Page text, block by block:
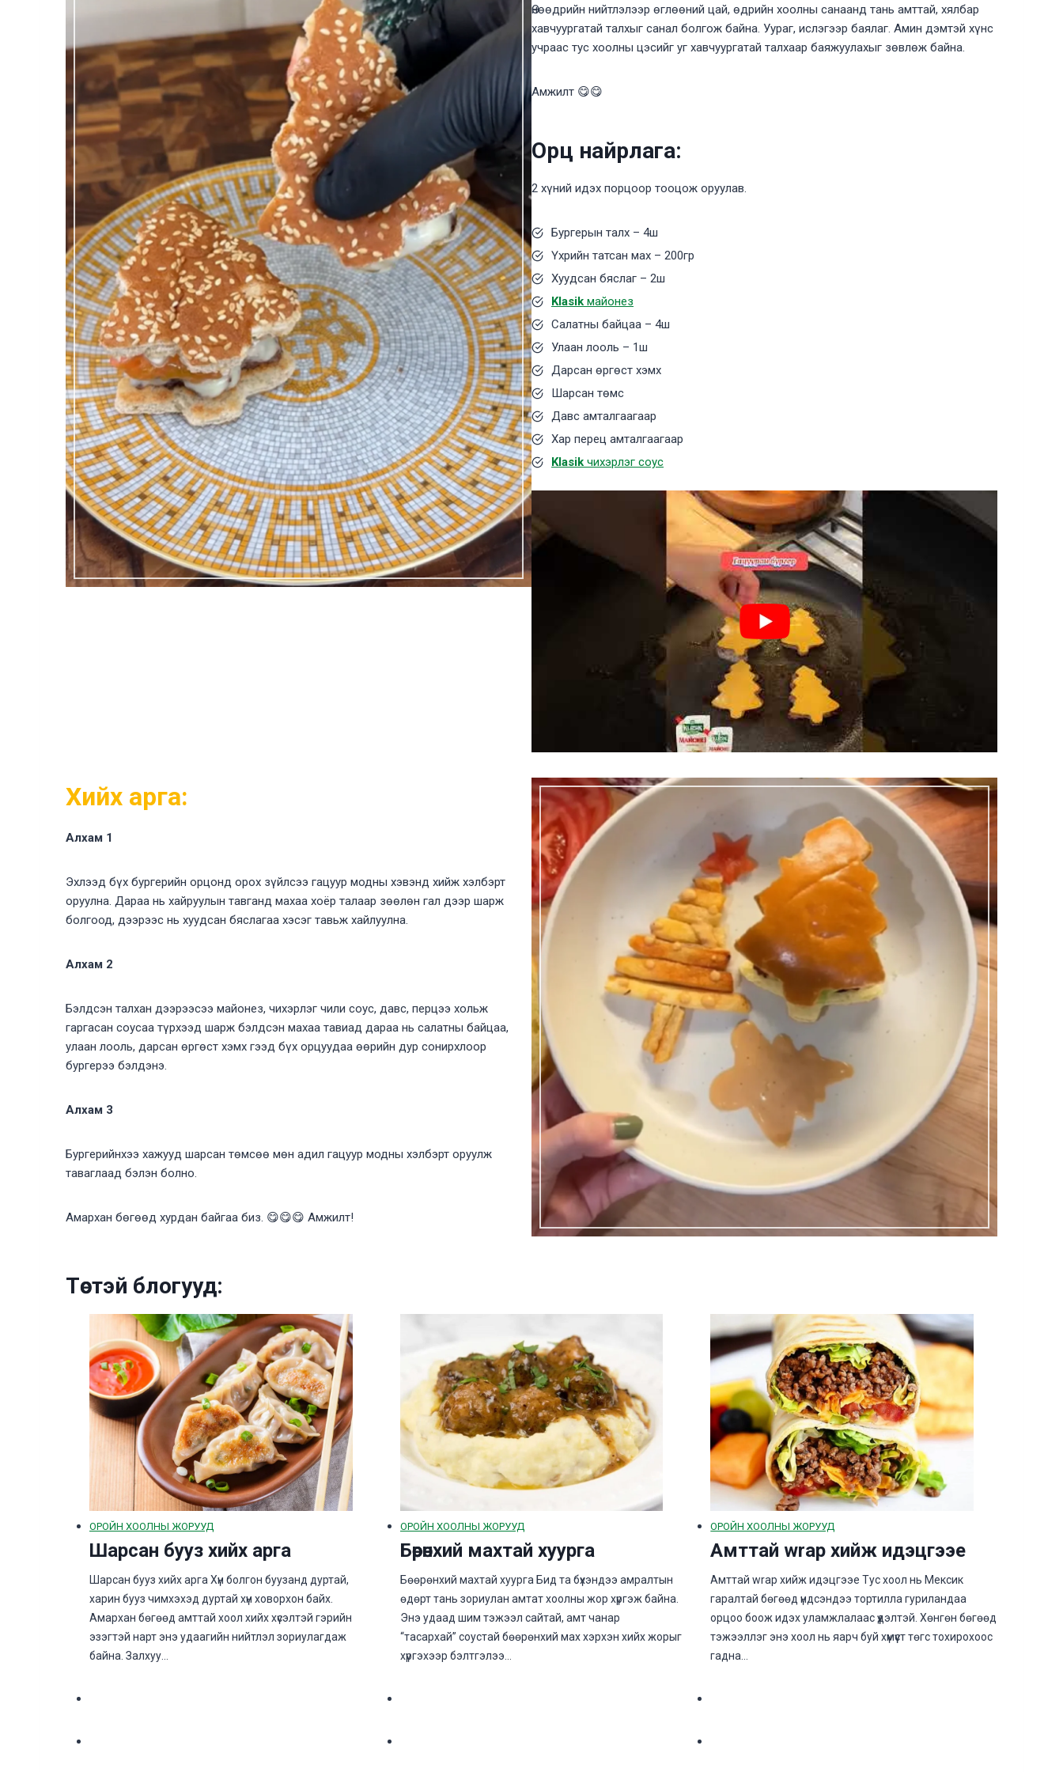
Өнөөдрийн нийтлэлээр өглөөний цай, өдрийн хоолны санаанд тань амттай, хялбар
хавчуургатай талхыг санал болгож байна. Уураг, ислэгээр баялаг. Амин дэмтэй хүнс
учраас тус хоолны цэсийг уг хавчуургатай талхаар баяжуулахыг зөвлөж байна.
Амжилт 😋😋
Орц найрлага:
2 хүний идэх порцоор тооцож оруулав.
Бургерын талх – 4ш
Үхрийн татсан мах – 200гр
Хуудсан бяслаг – 2ш
Klasik майонез
Салатны байцаа – 4ш
Улаан лооль – 1ш
Дарсан өргөст хэмх
Шарсан төмс
Давс амталгаагаар
Хар перец амталгаагаар
Klasik чихэрлэг соус
Хийх арга:
Алхам 1
Эхлээд бүх бургерийн орцонд орох зүйлсээ гацуур модны хэвэнд хийж хэлбэрт
оруулна. Дараа нь хайруулын тавганд махаа хоёр талаар зөөлөн гал дээр шарж
болгоод, дээрээс нь хуудсан бяслагаа хэсэг тавьж хайлуулна.
Алхам 2
Бэлдсэн талхан дээрээсээ майонез, чихэрлэг чили соус, давс, перцээ хольж
гаргасан соусаа түрхээд шарж бэлдсэн махаа тавиад дараа нь салатны байцаа,
улаан лооль, дарсан өргөст хэмх гээд бүх орцуудаа өөрийн дур сонирхлоор
бургерээ бэлдэнэ.
Алхам 3
Бургерийнхээ хажууд шарсан төмсөө мөн адил гацуур модны хэлбэрт оруулж
таваглаад бэлэн болно.
Амархан бөгөөд хурдан байгаа биз. 😋😋😋 Амжилт!
Төстэй блогууд:
ОРОЙН ХООЛНЫ ЖОРУУД
Шарсан бууз хийх арга
Шарсан бууз хийх арга Хүн болгон буузанд дуртай,
харин бууз чимхэхэд дуртай хүн ховорхон байх.
Амархан бөгөөд амттай хоол хийх хүсэлтэй гэрийн
эзэгтэй нарт энэ удаагийн нийтлэл зориулагдаж
байна. Залхуу…
ОРОЙН ХООЛНЫ ЖОРУУД
Бөөрөнхий махтай хуурга
Бөөрөнхий махтай хуурга Бид та бүхэндээ амралтын
өдөрт тань зориулан амтат хоолны жор хүргэж байна.
Энэ удаад шим тэжээл сайтай, амт чанар
“тасархай” соустай бөөрөнхий мах хэрхэн хийх жорыг
хүргэхээр бэлтгэлээ…
ОРОЙН ХООЛНЫ ЖОРУУД
Амттай wrap хийж идэцгээе
Амттай wrap хийж идэцгээе Тус хоол нь Мексик
гаралтай бөгөөд үндсэндээ тортилла гуриландаа
орцоо боож идэх уламжлалаас үүдэлтэй. Хөнгөн бөгөөд
тэжээллэг энэ хоол нь яарч буй хүмүүст төгс тохирохоос
гадна…